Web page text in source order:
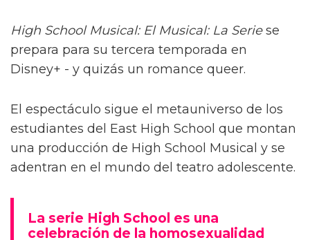
High School Musical: El Musical: La Seriese
prepara para su tercera temporada en
Disney+ - y quizás un romance queer.
El espectáculo sigue el metauniverso de los
estudiantes del East High School que montan
una producción de High School Musical y se
adentran en el mundo del teatro adolescente.
La serie High School es una
celebración de la homosexualidad